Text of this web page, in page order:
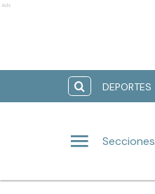
Ads
DEPORTES
Secciones